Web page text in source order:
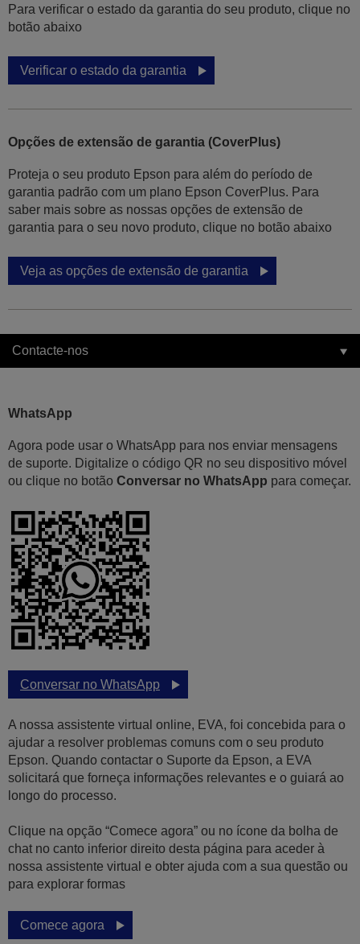
Para verificar o estado da garantia do seu produto, clique no
botão abaixo
Verificar o estado da garantia
Opções de extensão de garantia (CoverPlus)
Proteja o seu produto Epson para além do período de
garantia padrão com um plano Epson CoverPlus. Para
saber mais sobre as nossas opções de extensão de
garantia para o seu novo produto, clique no botão abaixo
Veja as opções de extensão de garantia
Contacte-nos
WhatsApp
Agora pode usar o WhatsApp para nos enviar mensagens
de suporte. Digitalize o código QR no seu dispositivo móvel
ou clique no botão Conversar no WhatsApp para começar.
Conversar no WhatsApp
A nossa assistente virtual online, EVA, foi concebida para o
ajudar a resolver problemas comuns com o seu produto
Epson. Quando contactar o Suporte da Epson, a EVA
solicitará que forneça informações relevantes e o guiará ao
longo do processo.
Clique na opção “Comece agora” ou no ícone da bolha de
chat no canto inferior direito desta página para aceder à
nossa assistente virtual e obter ajuda com a sua questão ou
para explorar formas
Comece agora